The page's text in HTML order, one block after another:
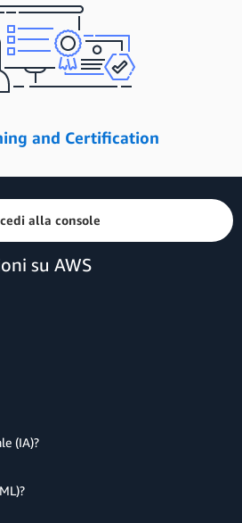
and Certification
alla console
su AWS
(IA)?